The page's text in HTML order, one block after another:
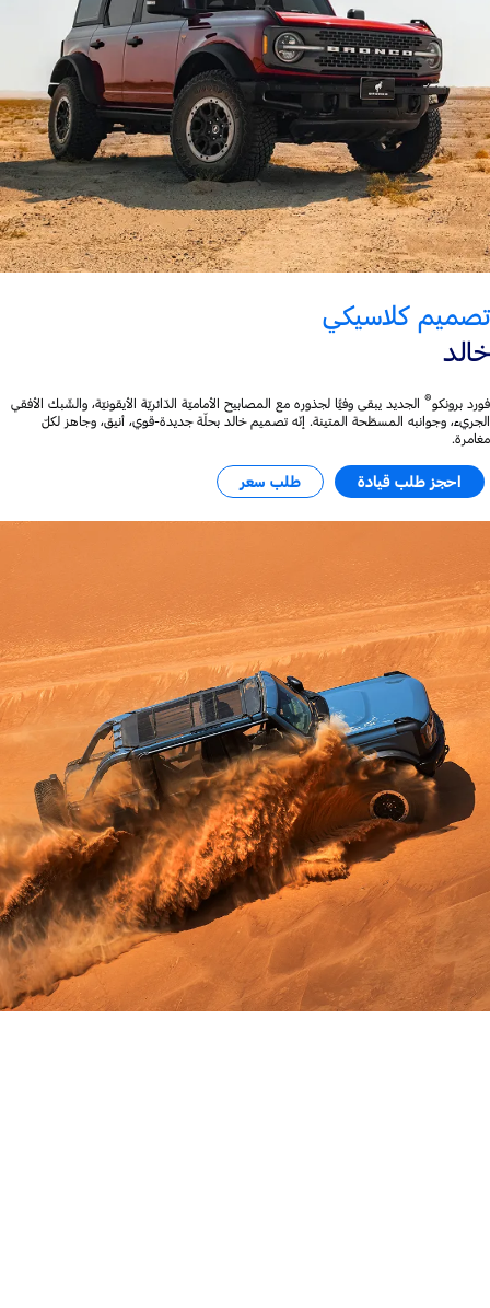
تصميم كلاسيكي
خالد
فورد برونكو® الجديد يبقى وفيًّا لجذوره مع المصابيح الأماميّة الدّائريّة الأيقونيّة، والشّبك الأفقي
الجريء، وجوانبه المسطّحة المتينة. إنّه تصميم خالد بحلّة جديدة-قوي، أنيق، وجاهز لكلّ
مغامرة.
احجز طلب قيادة طلب سعر